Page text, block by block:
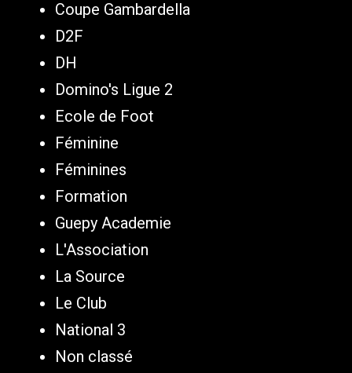
Coupe Gambardella
D2F
DH
Domino's Ligue 2
Ecole de Foot
Féminine
Féminines
Formation
Guepy Academie
L'Association
La Source
Le Club
National 3
Non classé